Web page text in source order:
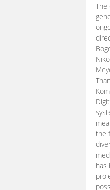
The
the
has